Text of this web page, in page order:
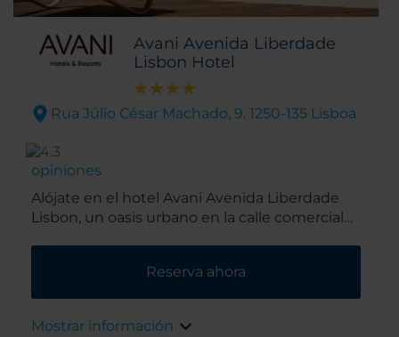
Avani Avenida Liberdade
Lisbon Hotel
Rua Júlio César Machado, 9. 1250-135 Lisboa
opiniones
Alójate en el hotel Avani Avenida Liberdade
Lisbon, un oasis urbano en la calle comercial
barrios de Baixa y Chiado en Lisboa, con
tiendas, restaurantes y bares a poca distancia.
Reserva ahora
Mostrar información